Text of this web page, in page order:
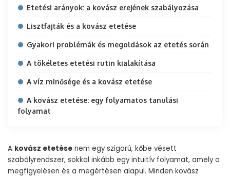
Etetési arányok: a kovász erejének szabályozása
Lisztfajták és a kovász etetése
Gyakori problémák és megoldások az etetés során
A tökéletes etetési rutin kialakítása
A víz minősége és a kovász etetése
A kovász etetése: egy folyamatos tanulási
folyamat
A kovász etetése nem egy szigorú, kőbe vésett
szabályrendszer, sokkal inkább egy intuitív folyamat, amely a
megfigyelésen és a megértésen alapul. Minden kovász